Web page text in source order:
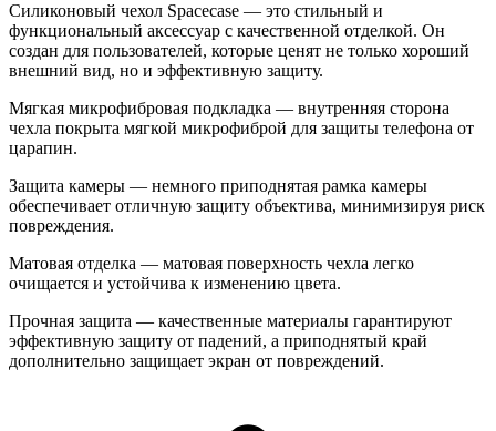
Силиконовый чехол Spacecase — это стильный и
функциональный аксессуар с качественной отделкой. Он
создан для пользователей, которые ценят не только хороший
внешний вид, но и эффективную защиту.
Мягкая микрофибровая подкладка — внутренняя сторона
чехла покрыта мягкой микрофиброй для защиты телефона от
царапин.
Защита камеры — немного приподнятая рамка камеры
обеспечивает отличную защиту объектива, минимизируя риск
повреждения.
Матовая отделка — матовая поверхность чехла легко
очищается и устойчива к изменению цвета.
Прочная защита — качественные материалы гарантируют
эффективную защиту от падений, а приподнятый край
дополнительно защищает экран от повреждений.